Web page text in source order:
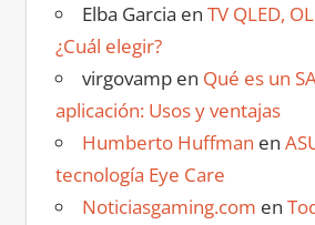
Elba Garcia en TV QLED,
¿Cuál elegir?
virgovampen Qué es un
aplicación: Usos y ventajas
Humberto Huffman en
tecnología Eye Care
Noticiasgaming.com en